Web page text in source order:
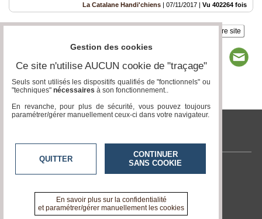
La Catalane Handi'chiens | 07/11/2017 | Vu 402264 fois
Insérez sur votre site
tvlocale.fr
Contactez-nous
A propos de tvlocale.fr
Gestion des cookies
Ce site n'utilise AUCUN cookie de "traçage"
Seuls sont utilisés les dispositifs qualifiés de "fonctionnels" ou
"techniques" nécessaires à son fonctionnement..
En revanche, pour plus de sécurité, vous pouvez toujours
paramétrer/gérer manuellement ceux-ci dans votre navigateur.
QUITTER
CONTINUER
SANS COOKIE
En savoir plus sur la confidentialité
et paramétrer/gérer manuellement les cookies